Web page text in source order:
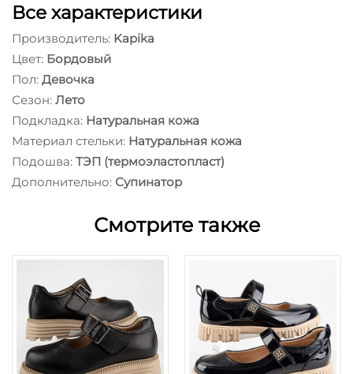
Все характеристики
Производитель: Kapika
Цвет: Бордовый
Пол: Девочка
Сезон: Лето
Подкладка: Натуральная кожа
Материал стельки: Натуральная кожа
Подошва: ТЭП (термоэластопласт)
Дополнительно: Супинатор
Смотрите также